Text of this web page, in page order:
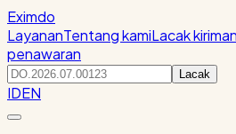
Eximdo
LayananTentang kamiLacak kiriman
penawaran
Lacak
IDEN